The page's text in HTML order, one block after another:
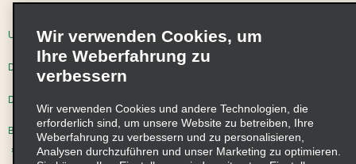
Unternehmensinformationen Nutzungsbedingungen
Datenschutzrichtlinie Cookie-Richtlinie
Datenschutzoptionen
Beschwerdeverfahren nach dem Lieferkettensorgfaltspflichtengesetz
Wir verwenden Cookies, um
Ihre Weberfahrung zu
verbessern
Wir verwenden Cookies und andere Technologien, die
erforderlich sind, um unsere Website zu betreiben, Ihre
Weberfahrung zu verbessern und zu personalisieren,
Analysen durchzuführen und unser Marketing zu optimieren.